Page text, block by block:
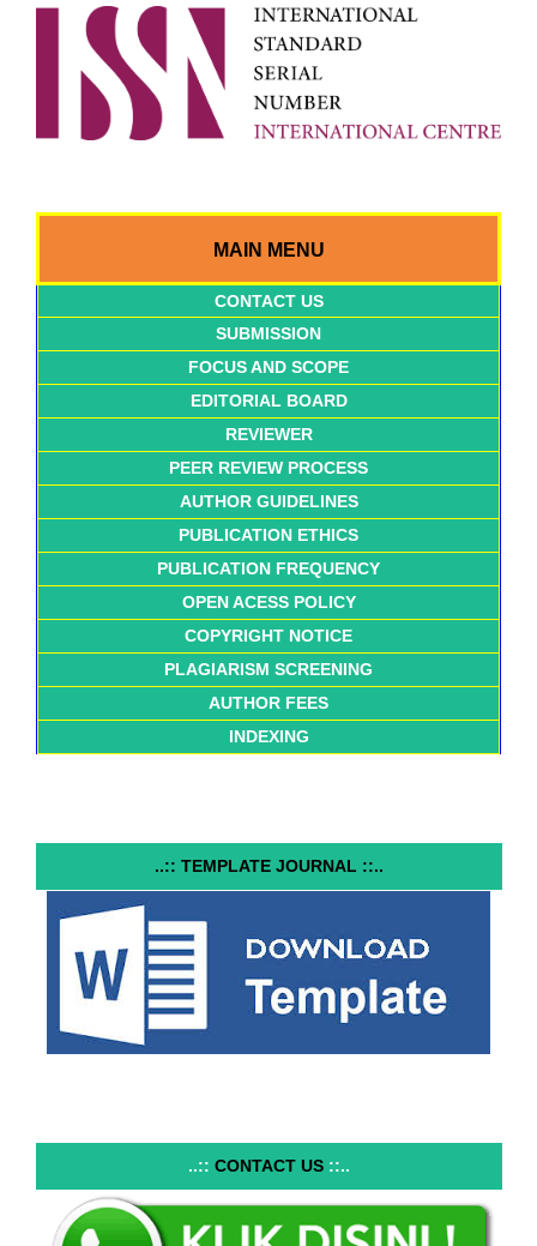
MAIN MENU
CONTACT US
SUBMISSION
FOCUS AND SCOPE
EDITORIAL BOARD
REVIEWER
PEER REVIEW PROCESS
AUTHOR GUIDELINES
PUBLICATION ETHICS
PUBLICATION FREQUENCY
OPEN ACESS POLICY
COPYRIGHT NOTICE
PLAGIARISM SCREENING
AUTHOR FEES
INDEXING
..:: TEMPLATE JOURNAL ::..
..:: CONTACT US ::..